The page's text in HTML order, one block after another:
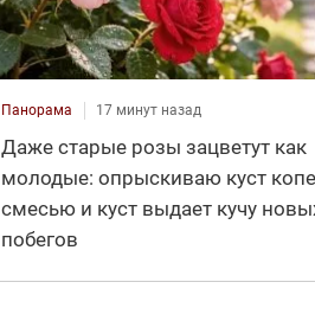
Панорама 17 минут назад
Даже старые розы зацветут как
молодые: опрыскиваю куст
смесью и куст выдает кучу
побегов